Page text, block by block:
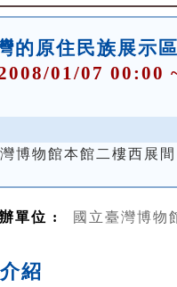
的原住民族展示區
01/07 00:00
博物館本館二樓西展間
單位 : 國立臺灣博物
紹